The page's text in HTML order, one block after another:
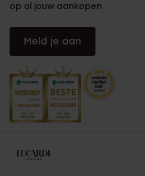
op al jouw aankopen
Meld je aan